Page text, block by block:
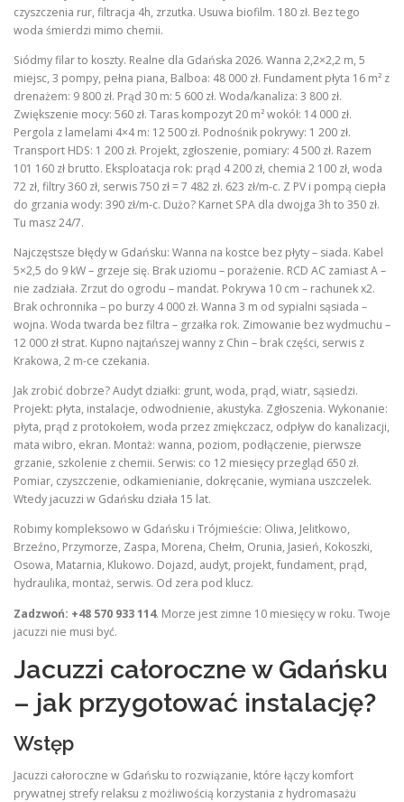
czyszczenia rur, filtracja 4h, zrzutka. Usuwa biofilm. 180 zł. Bez tego
woda śmierdzi mimo chemii.
Siódmy filar to koszty. Realne dla Gdańska 2026. Wanna 2,2×2,2 m, 5
miejsc, 3 pompy, pełna piana, Balboa: 48 000 zł. Fundament płyta 16 m² z
drenażem: 9 800 zł. Prąd 30 m: 5 600 zł. Woda/kanaliza: 3 800 zł.
Zwiększenie mocy: 560 zł. Taras kompozyt 20 m² wokół: 14 000 zł.
Pergola z lamelami 4×4 m: 12 500 zł. Podnośnik pokrywy: 1 200 zł.
Transport HDS: 1 200 zł. Projekt, zgłoszenie, pomiary: 4 500 zł. Razem
101 160 zł brutto. Eksploatacja rok: prąd 4 200 zł, chemia 2 100 zł, woda
72 zł, filtry 360 zł, serwis 750 zł = 7 482 zł. 623 zł/m-c. Z PV i pompą ciepła
do grzania wody: 390 zł/m-c. Dużo? Karnet SPA dla dwojga 3h to 350 zł.
Tu masz 24/7.
Najczęstsze błędy w Gdańsku: Wanna na kostce bez płyty – siada. Kabel
5×2,5 do 9 kW – grzeje się. Brak uziomu – porażenie. RCD AC zamiast A –
nie zadziała. Zrzut do ogrodu – mandat. Pokrywa 10 cm – rachunek x2.
Brak ochronnika – po burzy 4 000 zł. Wanna 3 m od sypialni sąsiada –
wojna. Woda twarda bez filtra – grzałka rok. Zimowanie bez wydmuchu –
12 000 zł strat. Kupno najtańszej wanny z Chin – brak części, serwis z
Krakowa, 2 m-ce czekania.
Jak zrobić dobrze? Audyt działki: grunt, woda, prąd, wiatr, sąsiedzi.
Projekt: płyta, instalacje, odwodnienie, akustyka. Zgłoszenia. Wykonanie:
płyta, prąd z protokołem, woda przez zmiękczacz, odpływ do kanalizacji,
mata wibro, ekran. Montaż: wanna, poziom, podłączenie, pierwsze
grzanie, szkolenie z chemii. Serwis: co 12 miesięcy przegląd 650 zł.
Pomiar, czyszczenie, odkamienianie, dokręcanie, wymiana uszczelek.
Wtedy jacuzzi w Gdańsku działa 15 lat.
Robimy kompleksowo w Gdańsku i Trójmieście: Oliwa, Jelitkowo,
Brzeźno, Przymorze, Zaspa, Morena, Chełm, Orunia, Jasień, Kokoszki,
Osowa, Matarnia, Klukowo. Dojazd, audyt, projekt, fundament, prąd,
hydraulika, montaż, serwis. Od zera pod klucz.
Zadzwoń: +48 570 933 114. Morze jest zimne 10 miesięcy w roku. Twoje
jacuzzi nie musi być.
Jacuzzi całoroczne w Gdańsku
– jak przygotować instalację?
Wstęp
Jacuzzi całoroczne w Gdańsku to rozwiązanie, które łączy komfort
prywatnej strefy relaksu z możliwością korzystania z hydromasażu